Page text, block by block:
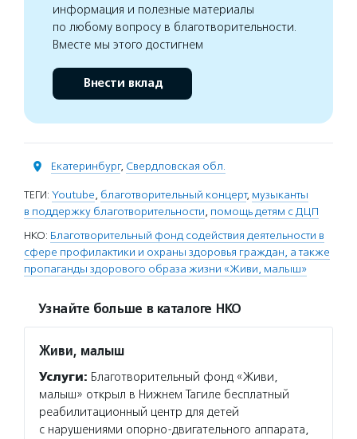
информация и полезные материалы
по любому вопросу в благотворительности.
Вместе мы этого достигнем
Внести вклад
Екатеринбург, Свердловская обл.
ТЕГИ: Youtube, благотворительный концерт, музыканты
в поддержку благотворительности, помощь детям с ДЦП
НКО: Благотворительный фонд содействия деятельности в
сфере профилактики и охраны здоровья граждан, а также
пропаганды здорового образа жизни «Живи, малыш»
Узнайте больше в каталоге НКО
Живи, малыш
Услуги: Благотворительный фонд «Живи,
малыш» открыл в Нижнем Тагиле бесплатный
реабилитационный центр для детей
с нарушениями опорно-двигательного аппарата,